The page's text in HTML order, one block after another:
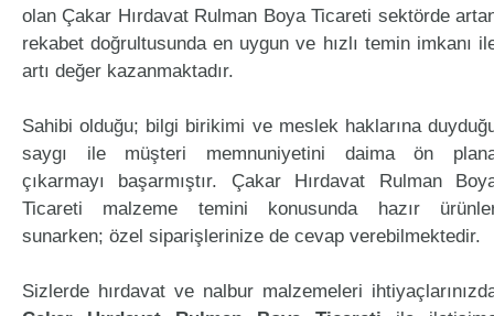
olan Çakar Hırdavat Rulman Boya Ticareti sektörde
rekabet doğrultusunda en uygun ve hızlı temin imkanı
artı değer kazanmaktadır.
Sahibi olduğu; bilgi birikimi ve meslek haklarına
saygı ile müşteri memnuniyetini daima ön
çıkarmayı başarmıştır. Çakar Hırdavat Rulman
Ticareti malzeme temini konusunda hazır
sunarken; özel siparişlerinize de cevap verebilmektedir.
Sizlerde hırdavat ve nalbur malzemeleri